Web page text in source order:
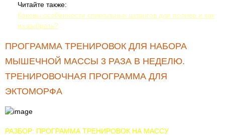
Читайте также:
Каковы особенности спиральных шлангов для полива и как
их выбрать?
ПРОГРАММА ТРЕНИРОВОК ДЛЯ НАБОРА
МЫШЕЧНОЙ МАССЫ 3 РАЗА В НЕДЕЛЮ.
ТРЕНИРОВОЧНАЯ ПРОГРАММА ДЛЯ
ЭКТОМОРФА
РАЗБОР: ПРОГРАММА ТРЕНИРОВОК НА МАССУ